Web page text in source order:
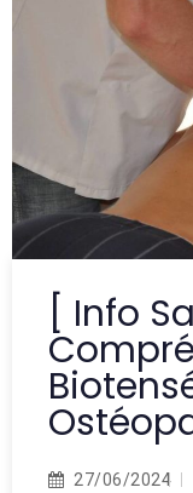
[ Info
27/06/2024